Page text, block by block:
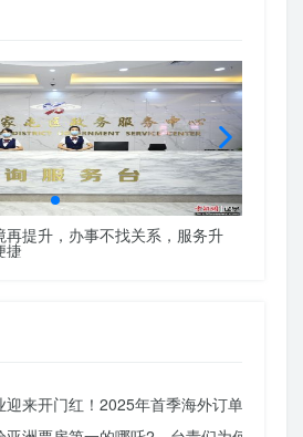
再提升，办事不找关系，服务升
捷
迎来开门红！2025年首季海外订单激增，